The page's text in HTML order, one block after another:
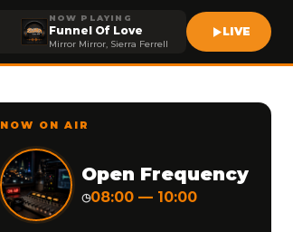
NOW PLAYING
Funnel Of Love
Mirror Mirror, Sierra Ferrell
LIVE
NOW ON AIR
Open Frequency
◷08:00 — 10:00